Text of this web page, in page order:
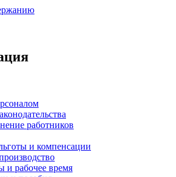
работников
и компенсации
и рабочее время